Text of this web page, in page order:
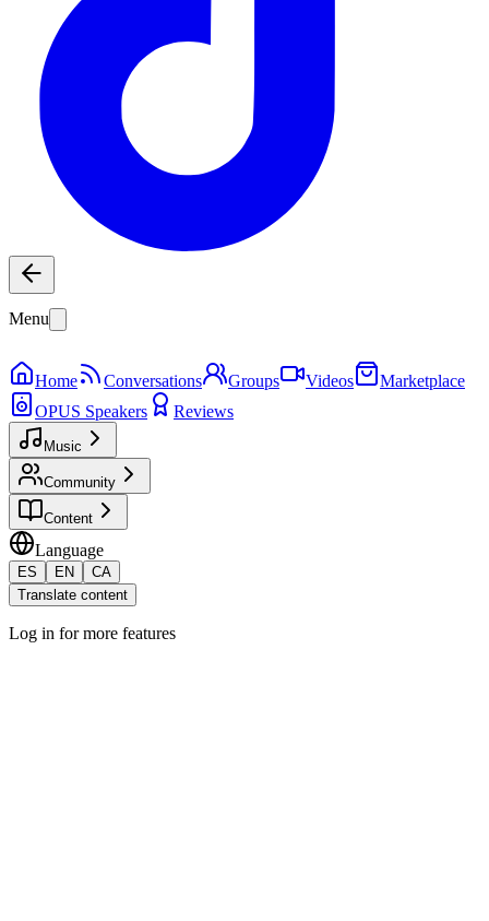
Menu
Home Conversations Groups Videos
Marketplace
OPUS Speakers
Reviews
Music
Community
Content
Language
ES EN
CA
Translate content
Log in for more features